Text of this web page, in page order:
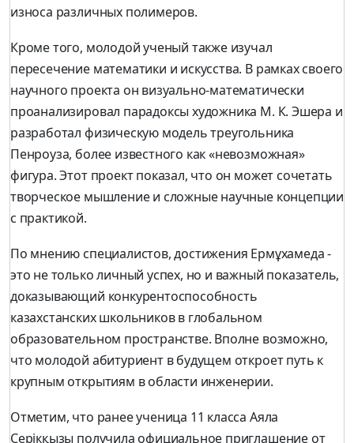
износа различных полимеров.
Кроме того, молодой ученый также изучал
пересечение математики и искусства. В рамках своего
научного проекта он визуально-математически
проанализировал парадоксы художника М. К. Эшера и
разработал физическую модель треугольника
Пенроуза, более известного как «невозможная»
фигура. Этот проект показал, что он может сочетать
творческое мышление и сложные научные концепции
с практикой.
По мнению специалистов, достижения Ермұхамеда -
это не только личный успех, но и важный показатель,
доказывающий конкурентоспособность
казахстанских школьников в глобальном
образовательном пространстве. Вполне возможно,
что молодой абитуриент в будущем откроет путь к
крупным открытиям в области инженерии.
Отметим, что ранее ученица 11 класса Аяла
Серікқызы получила официальное приглашение от